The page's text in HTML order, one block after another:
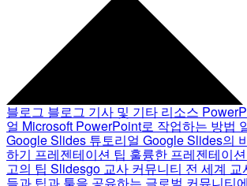
블로그 블로그 기사 및 기타 리소스
얼 Microsoft PowerPoint로 작업하는 방법
Google Slides 튜토리얼 Google Slides의
하기 프레젠테이션 팁 훌륭한 프레젠테이
고의 팁 Slidesgo 교사 커뮤니티 전 세계